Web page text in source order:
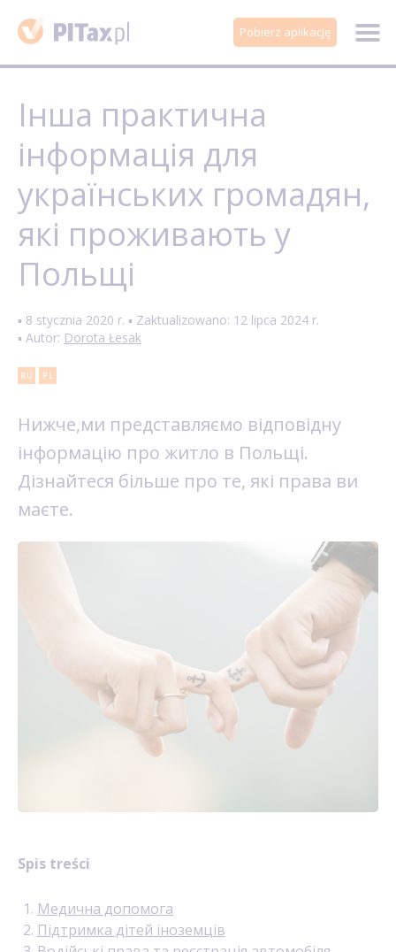
Pobierz aplikację
Інша практична
інформація для
українських громадян,
які проживають у
Польщі
▪ 8 stycznia 2020 r. ▪ Zaktualizowano: 12 lipca 2024 r.
▪ Autor: Dorota Łesak
Нижче,ми представляємо відповідну
інформацію про житло в Польщі.
Дізнайтеся більше про те, які права ви
маєте.
Spis treści
Медична допомога
Підтримка дітей іноземців